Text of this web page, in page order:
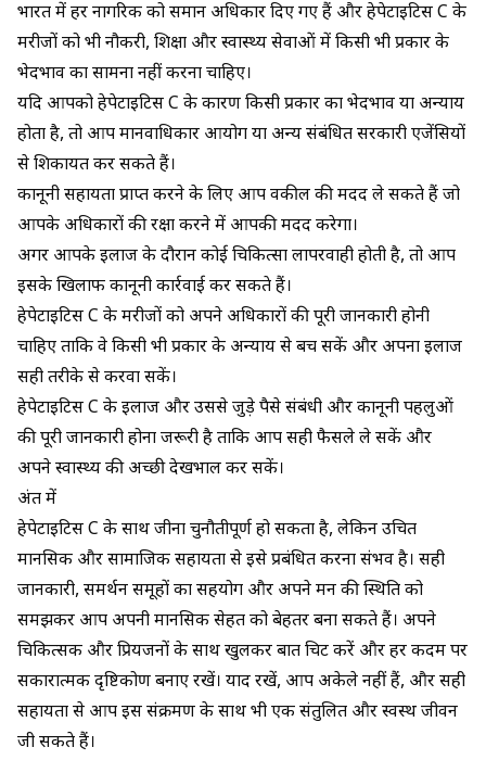
भारत में हर नागरिक को समान अधिकार दिए गए हैं और हेपेटाइटिस C के
मरीजों को भी नौकरी, शिक्षा और स्वास्थ्य सेवाओं में किसी भी प्रकार के
भेदभाव का सामना नहीं करना चाहिए।
यदि आपको हेपेटाइटिस C के कारण किसी प्रकार का भेदभाव या अन्याय
होता है, तो आप मानवाधिकार आयोग या अन्य संबंधित सरकारी एजेंसियों
से शिकायत कर सकते हैं।
कानूनी सहायता प्राप्त करने के लिए आप वकील की मदद ले सकते हैं जो
आपके अधिकारों की रक्षा करने में आपकी मदद करेगा।
अगर आपके इलाज के दौरान कोई चिकित्सा लापरवाही होती है, तो आप
इसके खिलाफ कानूनी कार्रवाई कर सकते हैं।
हेपेटाइटिस C के मरीजों को अपने अधिकारों की पूरी जानकारी होनी
चाहिए ताकि वे किसी भी प्रकार के अन्याय से बच सकें और अपना इलाज
सही तरीके से करवा सकें।
हेपेटाइटिस C के इलाज और उससे जुड़े पैसे संबंधी और कानूनी पहलुओं
की पूरी जानकारी होना जरूरी है ताकि आप सही फैसले ले सकें और
अपने स्वास्थ्य की अच्छी देखभाल कर सकें।
अंत में
हेपेटाइटिस C के साथ जीना चुनौतीपूर्ण हो सकता है, लेकिन उचित
मानसिक और सामाजिक सहायता से इसे प्रबंधित करना संभव है। सही
जानकारी, समर्थन समूहों का सहयोग और अपने मन की स्थिति को
समझकर आप अपनी मानसिक सेहत को बेहतर बना सकते हैं। अपने
चिकित्सक और प्रियजनों के साथ खुलकर बात चिट करें और हर कदम पर
सकारात्मक दृष्टिकोण बनाए रखें। याद रखें, आप अकेले नहीं हैं, और सही
सहायता से आप इस संक्रमण के साथ भी एक संतुलित और स्वस्थ जीवन
जी सकते हैं।